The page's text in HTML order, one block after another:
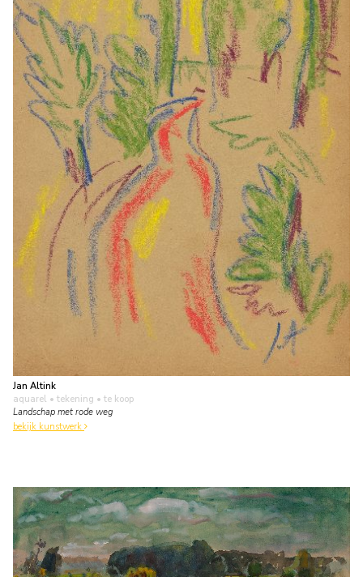
Jan Altink
aquarel • tekening • te koop
Landschap met rode weg
bekijk kunstwerk